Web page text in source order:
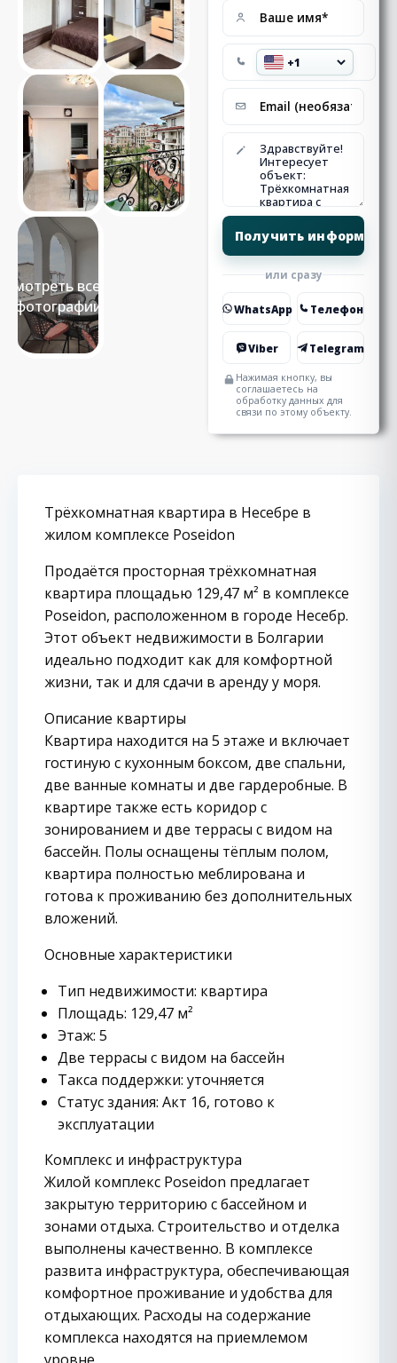
Смотреть все 9
фотографии
или сразу
WhatsApp Телефон
Viber Telegram
Нажимая кнопку, вы
соглашаетесь на
обработку данных для
связи по этому объекту.
Трёхкомнатная квартира в Несебре в
жилом комплексе Poseidon
Продаётся просторная трёхкомнатная
квартира площадью 129,47 м² в комплексе
Poseidon, расположенном в городе Несебр.
Этот объект недвижимости в Болгарии
идеально подходит как для комфортной
жизни, так и для сдачи в аренду у моря.
Описание квартиры
Квартира находится на 5 этаже и включает
гостиную с кухонным боксом, две спальни,
две ванные комнаты и две гардеробные. В
квартире также есть коридор с
зонированием и две террасы с видом на
бассейн. Полы оснащены тёплым полом,
квартира полностью меблирована и
готова к проживанию без дополнительных
вложений.
Основные характеристики
Тип недвижимости: квартира
Площадь: 129,47 м²
Этаж: 5
Две террасы с видом на бассейн
Такса поддержки: уточняется
Статус здания: Акт 16, готово к
эксплуатации
Комплекс и инфраструктура
Жилой комплекс Poseidon предлагает
закрытую территорию с бассейном и
зонами отдыха. Строительство и отделка
выполнены качественно. В комплексе
развита инфраструктура, обеспечивающая
комфортное проживание и удобства для
отдыхающих. Расходы на содержание
комплекса находятся на приемлемом